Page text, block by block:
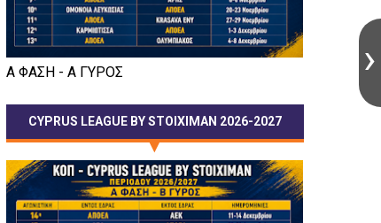
Α ΦΑΣΗ - Α ΓΥΡΟΣ
CYPRUS LEAGUE BY STOIXIMAN 2026-2027